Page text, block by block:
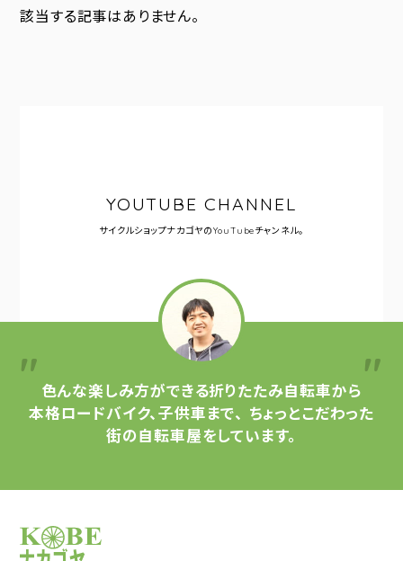
該当する記事はありません。
YOUTUBE CHANNEL
サイクルショップナカゴヤのYouTubeチャンネル。
色んな楽しみ方ができる折りたたみ自転車から
本格ロードバイク、子供車まで、 ちょっとこだわった
街の自転車屋をしています。
サイクルショップナカゴヤ